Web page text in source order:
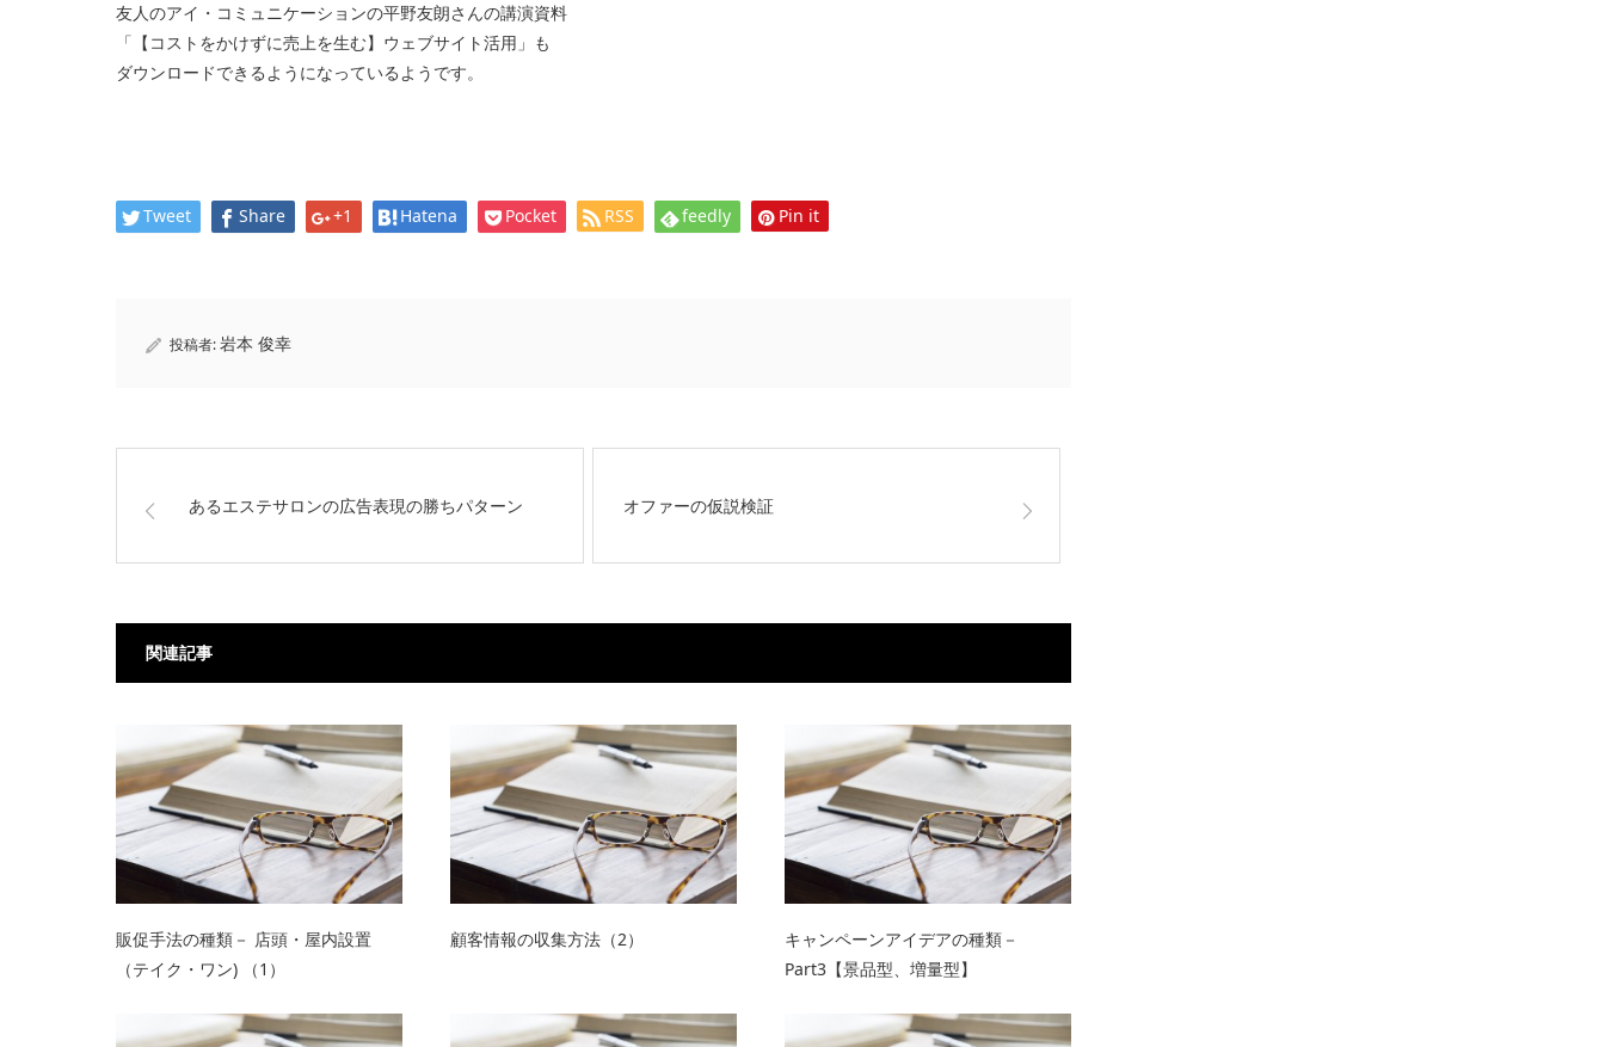
友人のアイ・コミュニケーションの平野友朗さんの講演資料
「【コストをかけずに売上を生む】ウェブサイト活用」も
ダウンロードできるようになっているようです。
Tweet Share +1 Hatena Pocket RSS feedly Pin it
投稿者:岩本 俊幸
あるエステサロンの広告表現の勝ちパターン オファーの仮説検証
関連記事
販促手法の種類－ 店頭・屋内設置
（テイク・ワン) （1）
顧客情報の収集方法（2）
キャンペーンアイデアの種類－
Part3【景品型、増量型】